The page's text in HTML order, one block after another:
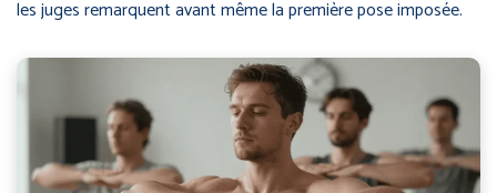
les juges remarquent avant même la première pose imposée.